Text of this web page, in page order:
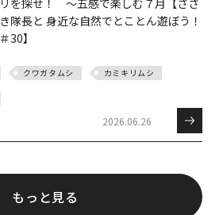
き隊長と 身近な自然でとことん遊ぼう！
＃30】
クワガタムシ カミキリムシ
2026.06.26
もっと見る